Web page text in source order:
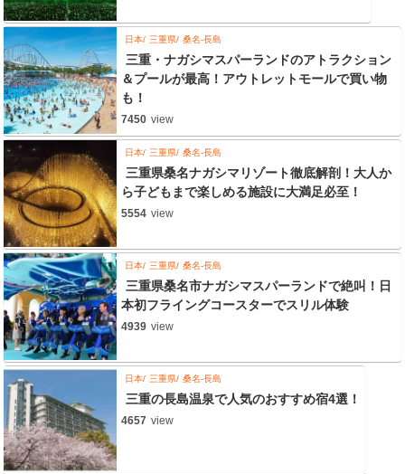
日本 三重県 桑名-長島
三重・ナガシマスパーランドのアトラクション
＆プールが最高！アウトレットモールで買い物
も！
7450 view
日本 三重県 桑名-長島
三重県桑名ナガシマリゾート徹底解剖！大人か
ら子どもまで楽しめる施設に大満足必至！
5554 view
日本 三重県 桑名-長島
三重県桑名市ナガシマスパーランドで絶叫！日
本初フライングコースターでスリル体験
4939 view
日本 三重県 桑名-長島
三重の長島温泉で人気のおすすめ宿4選！
4657 view